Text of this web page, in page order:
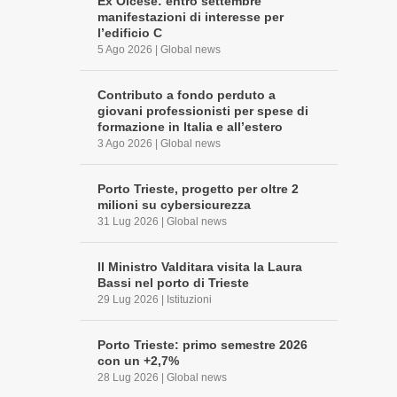
manifestazioni di interesse per
l’edificio C
5 Ago 2026 |Global news
Contributo a fondo perduto a
giovani professionisti per spese di
formazione in Italia e all’estero
3 Ago 2026 |Global news
Porto Trieste, progetto per oltre 2
milioni su cybersicurezza
31 Lug 2026 |Global news
Il Ministro Valditara visita la Laura
Bassi nel porto di Trieste
29 Lug 2026 Istituzioni
Porto Trieste: primo semestre 2026
con un +2,7%
28 Lug 2026 |Global news